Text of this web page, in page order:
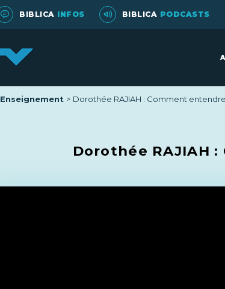
BIBLICA INFOS BIBLICA PODCASTS
Enseignement Dorothée RAJIAH : Comment
Dorothée RAJIAH